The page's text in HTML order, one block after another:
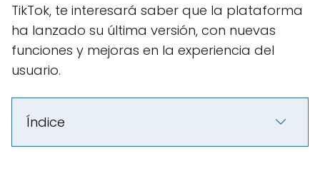
TikTok, te interesará saber que la plataforma
ha lanzado su última versión, con nuevas
funciones y mejoras en la experiencia del
usuario.
Índice